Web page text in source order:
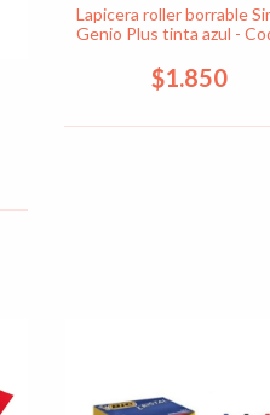
Lapicera roller borrable
Genio Plus tinta azul -
$1.850